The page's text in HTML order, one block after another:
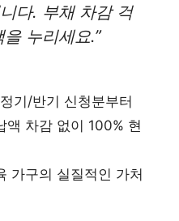
다. 부채 차감 걱
누리세요.”
기/반기 신청분부터
액 차감 없이 100% 현
가구의 실질적인 가처